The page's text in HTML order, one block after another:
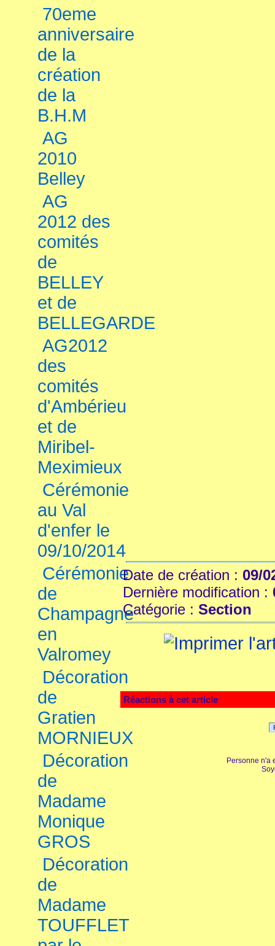
70eme
anniversaire
de la
création
de la
B.H.M
AG
2010
Belley
AG
2012 des
comités
de
BELLEY
et de
BELLEGARDE
AG2012
des
comités
d'Ambérieu
et de
Miribel-
Meximieux
Cérémonie
au Val
d'enfer le
09/10/2014
Cérémonie
de
Champagne
en
Valromey
Décoration
de
Gratien
MORNIEUX
Décoration
de
Madame
Monique
GROS
Décoration
de
Madame
TOUFFLET
Date de création : 09/
Dernière modification :
Catégorie : Section
Réactions à cet article
Personne n'a